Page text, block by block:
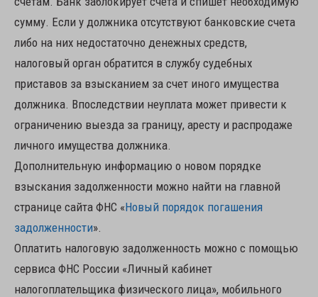
сумму. Если у должника отсутствуют банковские счета
либо на них недостаточно денежных средств,
налоговый орган обратится в службу судебных
приставов за взысканием за счет иного имущества
должника. Впоследствии неуплата может привести к
ограничению выезда за границу, аресту и распродаже
личного имущества должника.
Дополнительную информацию о новом порядке
взыскания задолженности можно найти на главной
странице сайта ФНС «Новый порядок погашения
задолженности».
Оплатить налоговую задолженность можно с помощью
сервиса ФНС России «Личный кабинет
налогоплательщика физического лица», мобильного